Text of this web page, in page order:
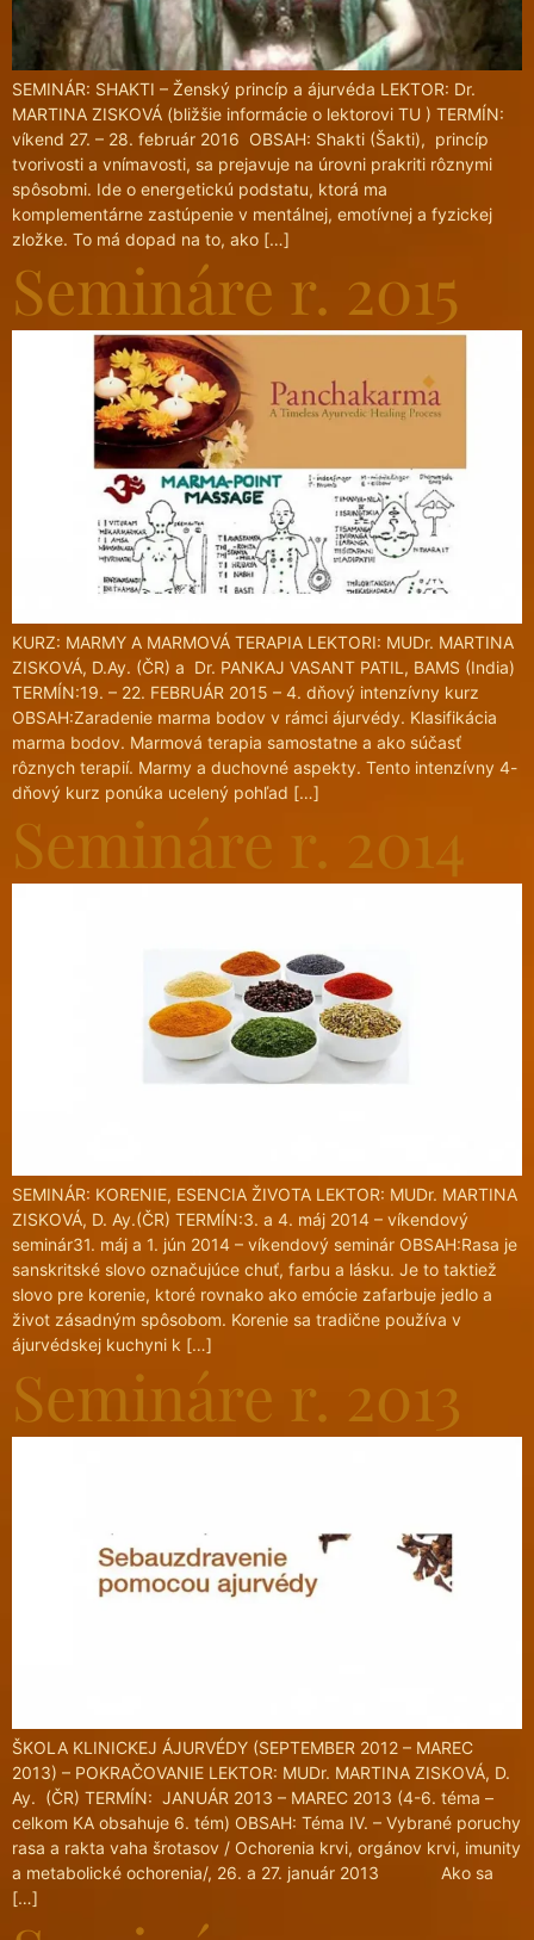
SEMINÁR: SHAKTI – Ženský princíp a ájurvéda LEKTOR: Dr.
MARTINA ZISKOVÁ (bližšie informácie o lektorovi TU ) TERMÍN:
víkend 27. – 28. február 2016 OBSAH: Shakti (Šakti), princíp
tvorivosti a vnímavosti, sa prejavuje na úrovni prakriti rôznymi
spôsobmi. Ide o energetickú podstatu, ktorá ma
komplementárne zastúpenie v mentálnej, emotívnej a fyzickej
zložke. To má dopad na to, ako […]
Semináre r. 2015
KURZ: MARMY A MARMOVÁ TERAPIA LEKTORI: MUDr. MARTINA
ZISKOVÁ, D.Ay. (ČR) a Dr. PANKAJ VASANT PATIL, BAMS (India)
TERMÍN:19. – 22. FEBRUÁR 2015 – 4. dňový intenzívny kurz
OBSAH:Zaradenie marma bodov v rámci ájurvédy. Klasifikácia
marma bodov. Marmová terapia samostatne a ako súčasť
rôznych terapií. Marmy a duchovné aspekty. Tento intenzívny 4-
dňový kurz ponúka ucelený pohľad […]
Semináre r. 2014
SEMINÁR: KORENIE, ESENCIA ŽIVOTA LEKTOR: MUDr. MARTINA
ZISKOVÁ, D. Ay.(ČR) TERMÍN:3. a 4. máj 2014 – víkendový
seminár31. máj a 1. jún 2014 – víkendový seminár OBSAH:Rasa je
sanskritské slovo označujúce chuť, farbu a lásku. Je to taktiež
slovo pre korenie, ktoré rovnako ako emócie zafarbuje jedlo a
život zásadným spôsobom. Korenie sa tradične používa v
ájurvédskej kuchyni k […]
Semináre r. 2013
ŠKOLA KLINICKEJ ÁJURVÉDY (SEPTEMBER 2012 – MAREC
2013) – POKRAČOVANIE LEKTOR: MUDr. MARTINA ZISKOVÁ, D.
Ay. (ČR) TERMÍN: JANUÁR 2013 – MAREC 2013 (4-6. téma –
celkom KA obsahuje 6. tém) OBSAH: Téma IV. – Vybrané poruchy
rasa a rakta vaha šrotasov / Ochorenia krvi, orgánov krvi, imunity
a metabolické ochorenia/, 26. a 27. január 2013 Ako sa
[…]